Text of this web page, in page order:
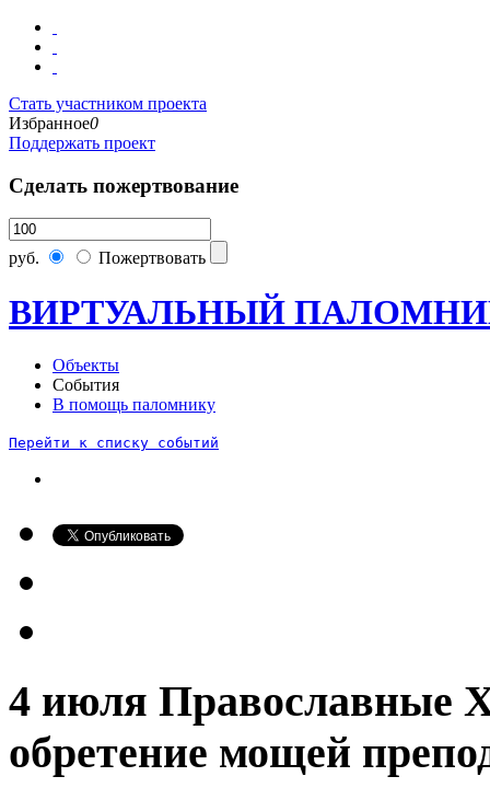
Стать участником проекта
Избранное0
Поддержать проект
Сделать пожертвование
руб. Пожертвовать
ВИРТУАЛЬНЫЙ
Объекты
События
В помощь паломнику
Перейти к списку событий
4 июля Православные
обретение мощей